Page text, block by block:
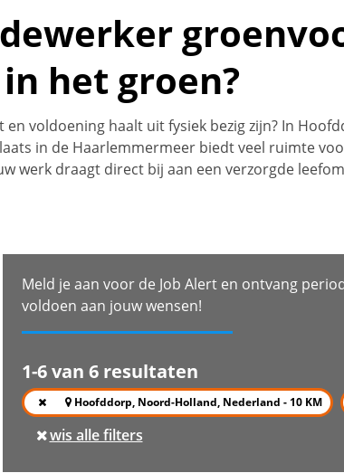
het groen?
voldoening haalt uit fysiek bezig zijn? In
in de Haarlemmermeer biedt veel ruimte
werk draagt direct bij aan een verzorgde
Meld je aan voor de Job Alert en ontvang
voldoen aan jouw wensen!
1-6 van 6 resultaten
Hoofddorp, Noord-Holland, Nederland - 10 KM
wis alle filters